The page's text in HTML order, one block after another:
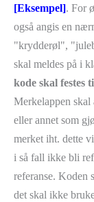
[Eksempel]. For
også angis en
"krydderøl",
skal meldes på i
kode skal festes
Merkelappen
eller annet som
merket iht. dette
i så fall ikke bli
referanse. Koden
det skal ikke